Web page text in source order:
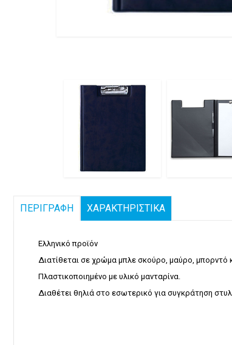
ΠΕΡΙΓΡΑΦΗ ΧΑΡΑΚΤΗΡΙΣΤΙΚΑ
Ελληνικό προϊόν
Διατίθεται σε χρώμα μπλε σκούρο, μαύρο, μπορντό
Πλαστικοποιημένο με υλικό μανταρίνα.
Διαθέτει θηλιά στο εσωτερικό για συγκράτηση